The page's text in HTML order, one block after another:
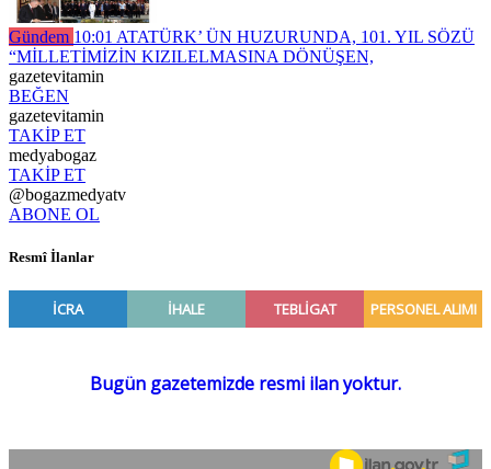
Gündem 10:01 ATATÜRK’ ÜN HUZURUNDA, 101. YIL SÖZÜ
“MİLLETİMİZİN KIZILELMASINA DÖNÜŞEN,
gazetevitamin
BEĞEN
gazetevitamin
TAKİP ET
medyabogaz
TAKİP ET
@bogazmedyatv
ABONE OL
Resmî İlanlar